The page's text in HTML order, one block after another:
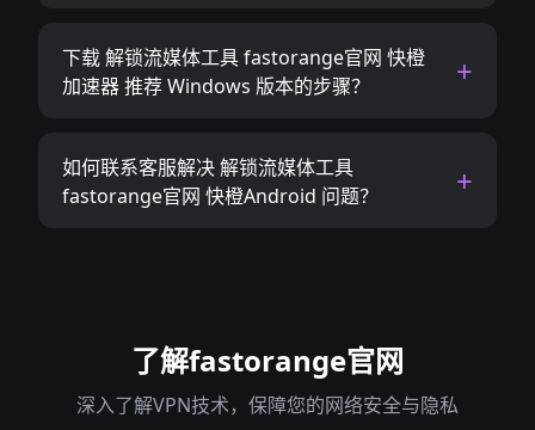
下载 解锁流媒体工具 fastorange官网 快橙
加速器 推荐 Windows 版本的步骤？
如何联系客服解决 解锁流媒体工具
fastorange官网 快橙Android 问题？
了解fastorange官网
深入了解VPN技术，保障您的网络安全与隐私